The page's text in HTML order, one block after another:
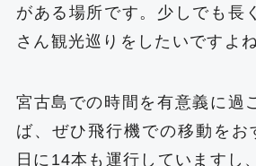
がある場所です。少しでも長
さん観光巡りをしたいですよね
宮古島での時間を有意義に過
ば、ぜひ飛行機での移動をお
日に14本も運行していますし